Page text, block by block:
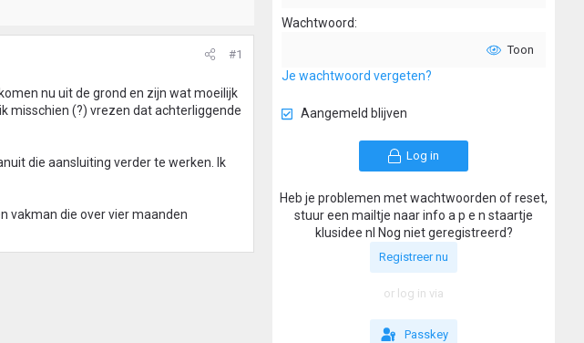
#1
nu uit de grond en zijn wat moeilijk
misschien (?) vrezen dat achterliggende
die aansluiting verder te werken. Ik
vakman die over vier maanden
Wachtwoord
Toon
Je wachtwoord vergeten?
Aangemeld blijven
Log in
Heb je problemen met wachtwoorden of reset,
stuur een mailtje naar info a p e n staartje
klusidee nl Nog niet geregistreerd?
Registreer nu
or log in via
Passkey